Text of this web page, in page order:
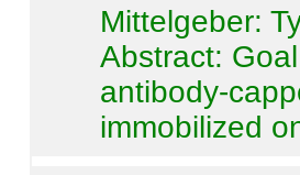
Mittelgeber:
Abstract:
antibody-
immobilized